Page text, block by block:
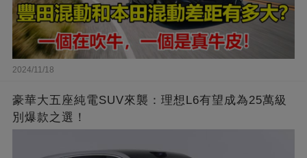
2024/11/18
豪華大五座純電SUV來襲：理想L6有望成為25萬級
別爆款之選！